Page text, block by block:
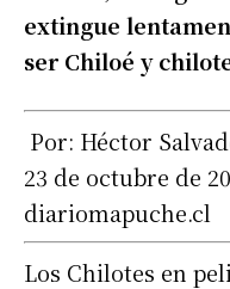
extingue
ser Chiloé y
Por: Héctor
23 de octubre de
diariomapuche.cl
Los Chilotes en